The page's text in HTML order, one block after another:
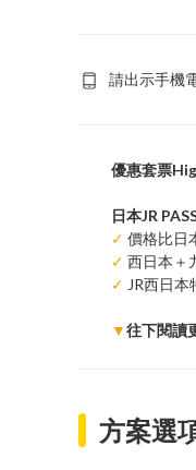
請出示手機
優惠套票
日本JR
✓ 價格比日
✓ 西日本＋
✓ JR西日
▼往下閱讀
方案選